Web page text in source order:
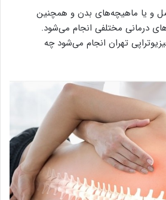
و یا ماهیچه‌های بدن و همچنین
درمانی مختلفی انجام می‌شود.
تهران انجام می‌شود چه